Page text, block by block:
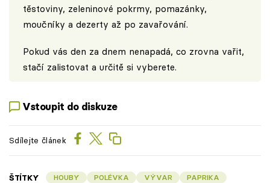
těstoviny, zeleninové pokrmy, pomazánky,
moučníky a dezerty až po zavařování.
Pokud vás den za dnem nenapadá, co zrovna vařit,
stačí zalistovat a určitě si vyberete.
Vstoupit do diskuze
Sdílejte článek
ŠTÍTKY HOUBY POLÉVKA VÝVAR PAPRIKA